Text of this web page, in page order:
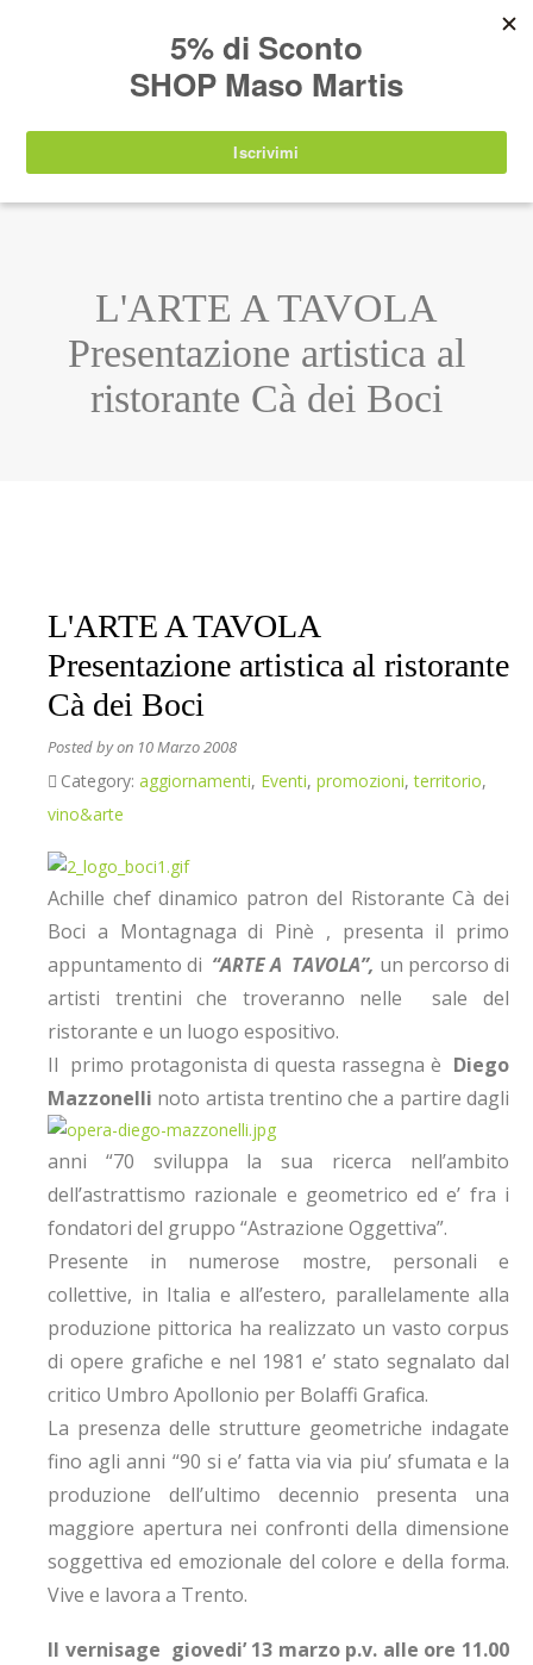
IT EN DE SHOP
L'ARTE A TAVOLA
Presentazione artistica al
ristorante Cà dei Boci
L'ARTE A TAVOLA
Presentazione artistica al ristorante
Cà dei Boci
Posted byon 10 Marzo 2008
Category: aggiornamenti, Eventi, promozioni,territorio,
vino&arte
Achille chef dinamico patron del Ristorante Cà dei
Boci a Montagnaga di Pinè , presenta il primo
appuntamento di “ARTE A TAVOLA”, un percorso di
artisti trentini che troveranno nelle sale del
ristorante e un luogo espositivo.
Il primo protagonista di questa rassegna è Diego
Mazzonelli noto artista trentino che a partire dagli
anni “70 sviluppa la sua ricerca nell’ambito
dell’astrattismo razionale e geometrico ed e’ fra i
fondatori del gruppo “Astrazione Oggettiva”.
Presente in numerose mostre, personali e
collettive, in Italia e all’estero, parallelamente alla
produzione pittorica ha realizzato un vasto corpus
di opere grafiche e nel 1981 e’ stato segnalato dal
critico Umbro Apollonio per Bolaffi Grafica.
La presenza delle strutture geometriche indagate
fino agli anni “90 si e’ fatta via via piu’ sfumata e la
produzione dell’ultimo decennio presenta una
maggiore apertura nei confronti della dimensione
soggettiva ed emozionale del colore e della forma.
Vive e lavora a Trento.
Il vernisage giovedi’ 13 marzo p.v. alle ore 11.00
nuovamente disponibili a partire da
agosto 2026.